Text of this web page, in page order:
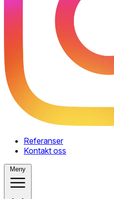
Referanser
Kontakt oss
Meny